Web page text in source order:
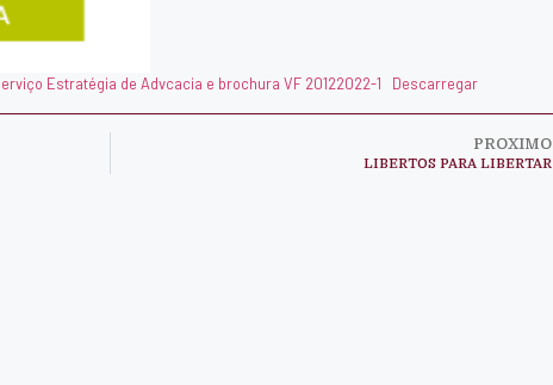
Estratégia de Advcacia e brochura VF 20122022-1 Descarregar
PROXIMO
LIBERTOS PARA LIBERTAR